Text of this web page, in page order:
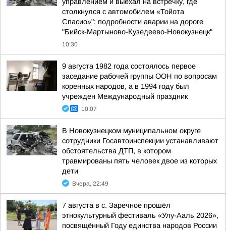
столкнулся с автомобилем «Тойота
Спасио»": подробности аварии на дороге
"Бийск-Мартыново-Кузедеево-Новокузнецк"
10:30
9 августа 1982 года состоялось первое
заседание рабочей группы ООН по вопросам
коренных народов, а в 1994 году был
учрежден Международный праздник
10:07
В Новокузнецком муниципальном округе
сотрудники Госавтоинспекции устанавливают
обстоятельства ДТП, в котором
травмированы пять человек двое из которых
дети
Вчера, 22:49
7 августа в с. Заречное прошёл
этнокультурный фестиваль «Улу-Ааль 2026»,
посвящённый Году единства народов России